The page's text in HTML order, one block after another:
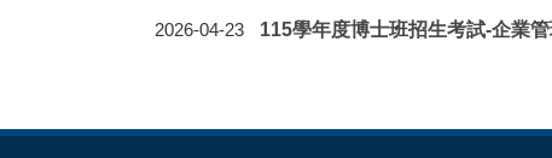
2026-04-23 115學年度博士班招生考試-企業